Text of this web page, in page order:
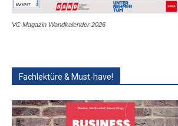
VC Magazin Wandkalender 2026
Fachlektüre & Must-have!